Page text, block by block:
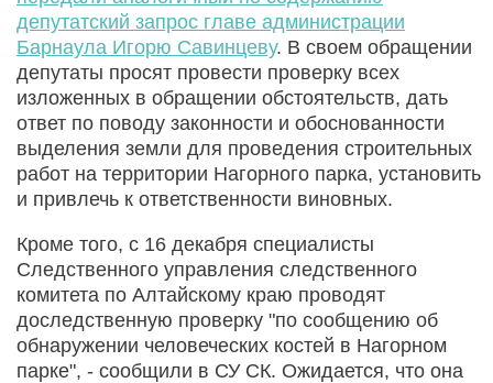
депутатский запрос главе администрации
Барнаула Игорю Савинцеву. В своем обращении
депутаты просят провести проверку всех
изложенных в обращении обстоятельств, дать
ответ по поводу законности и обоснованности
выделения земли для проведения строительных
работ на территории Нагорного парка, установить
и привлечь к ответственности виновных.
Кроме того, с 16 декабря специалисты
Следственного управления следственного
комитета по Алтайскому краю проводят
доследственную проверку "по сообщению об
обнаружении человеческих костей в Нагорном
парке", - сообщили в СУ СК. Ожидается, что она